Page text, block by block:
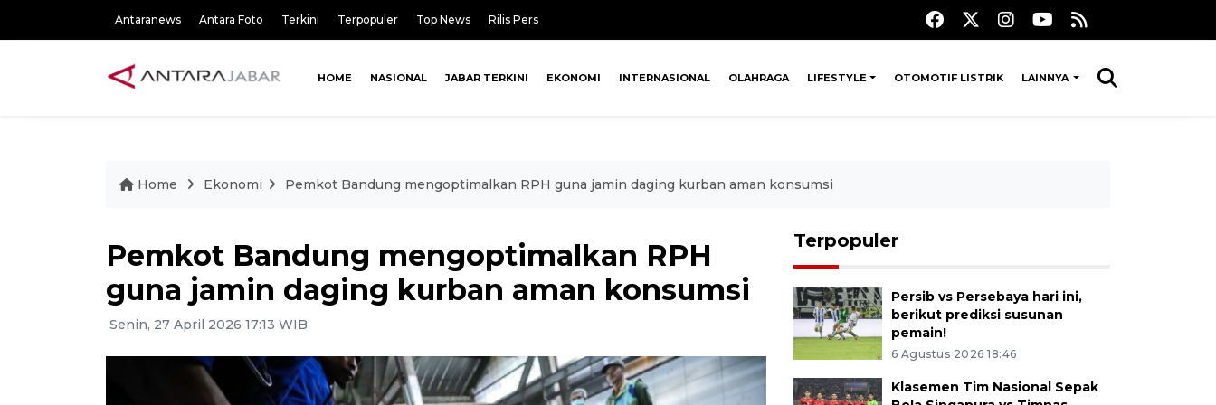
Antaranews Antara Foto Terkini Terpopuler Top News Rilis Pers
HOME NASIONAL JABAR TERKINI EKONOMI INTERNASIONAL OLAHRAGA LIFESTYLE OTOMOTIF LISTRIK LAINNYA
Home Ekonomi Pemkot Bandung mengoptimalkan RPH guna jamin daging kurban aman konsumsi
Pemkot Bandung mengoptimalkan RPH
guna jamin daging kurban aman konsumsi
Senin, 27 April 2026 17:13 WIB
Terpopuler
Persib vs Persebaya hari ini,
berikut prediksi susunan
pemain!
6 Agustus 2026 18:46
Klasemen Tim Nasional Sepak